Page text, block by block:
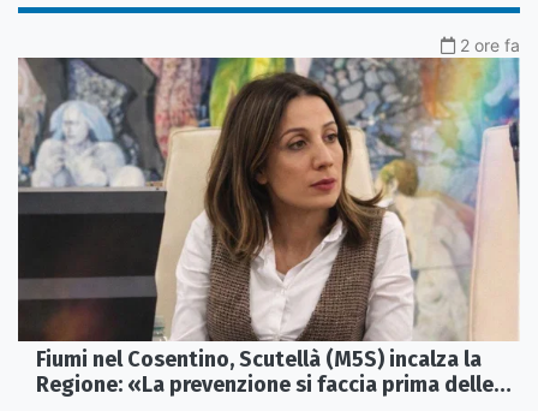
2 ore fa
Fiumi nel Cosentino, Scutellà (M5S) incalza la
Regione: «La prevenzione si faccia prima delle